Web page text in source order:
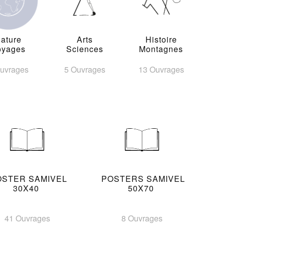
Arts
Sciences
5 Ouvrages
Histoire
Montagnes
13 Ouvrages
SAMIVEL
30X40
41 Ouvrages
POSTERS SAMIVEL
50X70
8 Ouvrages